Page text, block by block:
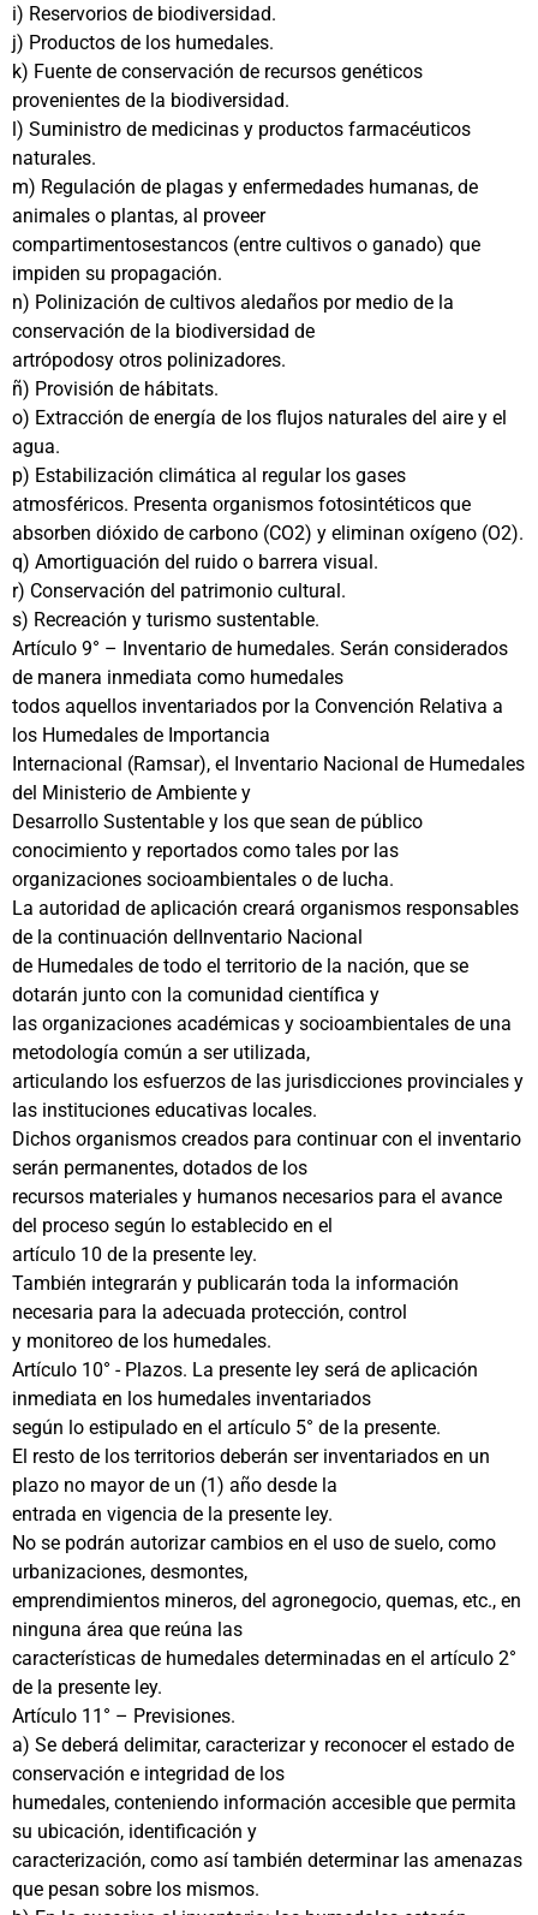
i) Reservorios de biodiversidad.
j) Productos de los humedales.
k) Fuente de conservación de recursos genéticos
provenientes de la biodiversidad.
l) Suministro de medicinas y productos farmacéuticos
naturales.
m) Regulación de plagas y enfermedades humanas, de
animales o plantas, al proveer
compartimentosestancos (entre cultivos o ganado) que
impiden su propagación.
n) Polinización de cultivos aledaños por medio de la
conservación de la biodiversidad de
artrópodosy otros polinizadores.
ñ) Provisión de hábitats.
o) Extracción de energía de los flujos naturales del aire y el
agua.
p) Estabilización climática al regular los gases
atmosféricos. Presenta organismos fotosintéticos que
absorben dióxido de carbono (CO2) y eliminan oxígeno (O2).
q) Amortiguación del ruido o barrera visual.
r) Conservación del patrimonio cultural.
s) Recreación y turismo sustentable.
Artículo 9° – Inventario de humedales. Serán considerados
de manera inmediata como humedales
todos aquellos inventariados por la Convención Relativa a
los Humedales de Importancia
Internacional (Ramsar), el Inventario Nacional de Humedales
del Ministerio de Ambiente y
Desarrollo Sustentable y los que sean de público
conocimiento y reportados como tales por las
organizaciones socioambientales o de lucha.
La autoridad de aplicación creará organismos responsables
de la continuación delInventario Nacional
de Humedales de todo el territorio de la nación, que se
dotarán junto con la comunidad científica y
las organizaciones académicas y socioambientales de una
metodología común a ser utilizada,
articulando los esfuerzos de las jurisdicciones provinciales y
las instituciones educativas locales.
Dichos organismos creados para continuar con el inventario
serán permanentes, dotados de los
recursos materiales y humanos necesarios para el avance
del proceso según lo establecido en el
artículo 10 de la presente ley.
También integrarán y publicarán toda la información
necesaria para la adecuada protección, control
y monitoreo de los humedales.
Artículo 10° - Plazos. La presente ley será de aplicación
inmediata en los humedales inventariados
según lo estipulado en el artículo 5° de la presente.
El resto de los territorios deberán ser inventariados en un
plazo no mayor de un (1) año desde la
entrada en vigencia de la presente ley.
No se podrán autorizar cambios en el uso de suelo, como
urbanizaciones, desmontes,
emprendimientos mineros, del agronegocio, quemas, etc., en
ninguna área que reúna las
características de humedales determinadas en el artículo 2°
de la presente ley.
Artículo 11° – Previsiones.
a) Se deberá delimitar, caracterizar y reconocer el estado de
conservación e integridad de los
humedales, conteniendo información accesible que permita
su ubicación, identificación y
caracterización, como así también determinar las amenazas
que pesan sobre los mismos.